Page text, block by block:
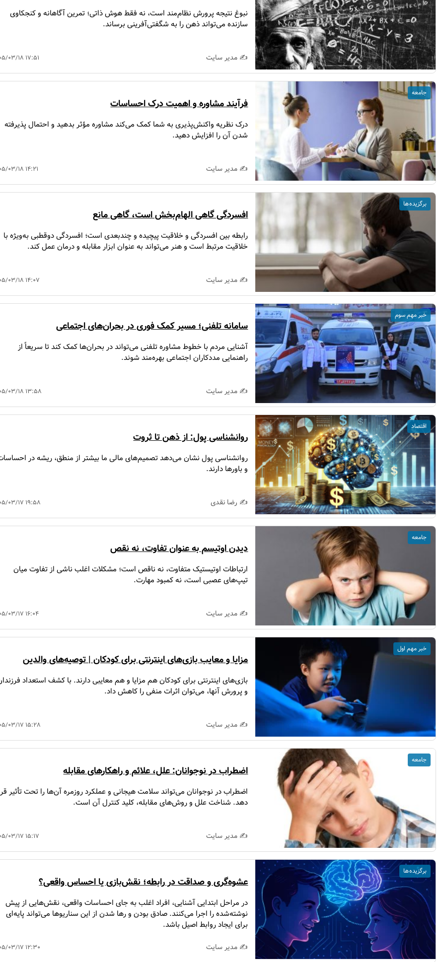
نبوغ نتیجه پرورش نظام‌مند است، نه فقط هوش ذاتی؛ تمرین آگاهانه و کنجکاوی
سازنده می‌تواند ذهن را به شگفتی‌آفرینی برساند.
✍️ مدیر سایت ۱۴۰۵/۰۳/۱۸
فرآیند مشاوره و اهمیت درک احساسات
درک نظریه واکنش‌پذیری به شما کمک می‌کند مشاوره مؤثر بدهید و احتمال پذیرفته
شدن آن را افزایش دهید.
✍️ مدیر سایت ۱۴۰۵/۰۳/۱۸
جامعه
افسردگی گاهی الهام‌بخش است، گاهی مانع
رابطه بین افسردگی و خلاقیت پیچیده و چندبعدی است؛ افسردگی دوقطبی به‌ویژه با
خلاقیت مرتبط است و هنر می‌تواند به عنوان ابزار مقابله و درمان عمل کند.
✍️ مدیر سایت ۱۴۰۵/۰۳/۱۸
برگزیده ها
سامانه تلفنی؛ مسیر کمک فوری در بحران‌های اجتماعی
آشنایی مردم با خطوط مشاوره تلفنی می‌تواند در بحران‌ها کمک کند تا سریعاً از
راهنمایی مددکاران اجتماعی بهره‌مند شوند.
✍️ مدیر سایت ۱۴۰۵/۰۳/۱۸
خبر مهم سوم
روانشناسی پول: از ذهن تا ثروت
روانشناسی پول نشان می‌دهد تصمیم‌های مالی ما بیشتر از منطق، ریشه در
و باورها دارند.
✍️ رضا نقدی ۱۴۰۵/۰۳/۱۷
اقتصاد
دیدن اوتیسم به عنوان تفاوت، نه نقص
ارتباطات اوتیستیک متفاوت، نه ناقص است؛ مشکلات اغلب ناشی از تفاوت میان
تیپ‌های عصبی است، نه کمبود مهارت.
✍️ مدیر سایت ۱۴۰۵/۰۳/۱۷
جامعه
مزایا و معایب بازی‌های اینترنتی برای کودکان | توصیه‌های والدین
بازی‌های اینترنتی برای کودکان هم مزایا و هم معایبی دارند. با کشف استعداد
و پرورش آنها، می‌توان اثرات منفی را کاهش داد.
✍️ مدیر سایت ۱۴۰۵/۰۳/۱۷
خبر مهم اول
اضطراب در نوجوانان: علل، علائم و راهکارهای مقابله
اضطراب در نوجوانان می‌تواند سلامت هیجانی و عملکرد روزمره آن‌ها را تحت تأثیر
دهد. شناخت علل و روش‌های مقابله، کلید کنترل آن است.
✍️ مدیر سایت ۱۴۰۵/۰۳/۱۷
جامعه
عشوه‌گری و صداقت در رابطه؛ نقش‌بازی یا احساس واقعی؟
در مراحل ابتدایی آشنایی، افراد اغلب به جای احساسات واقعی، نقش‌هایی از پیش
نوشته‌شده را اجرا می‌کنند. صادق بودن و رها شدن از این سناریوها می‌تواند پایه‌ای
برای ایجاد روابط اصیل باشد.
✍️ مدیر سایت ۱۴۰۵/۰۳/۱۷
برگزیده ها